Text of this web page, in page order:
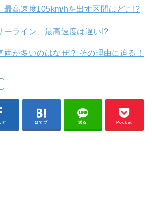
最高速度105km/hを出す区間はどこ!?
ーライン、最高速度は遅い!?
両が多いのはなぜ？ その理由に迫る！
ア はてブ 送る Pocket